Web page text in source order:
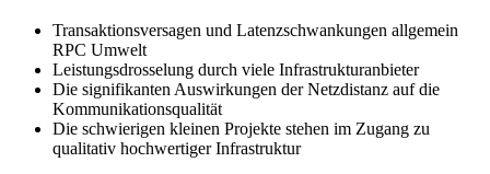
Transaktionsversagen und Latenzschwankungen allgemein
RPC Umwelt
Leistungsdrosselung durch viele Infrastrukturanbieter
Die signifikanten Auswirkungen der Netzdistanz auf die
Kommunikationsqualität
Die schwierigen kleinen Projekte stehen im Zugang zu
qualitativ hochwertiger Infrastruktur